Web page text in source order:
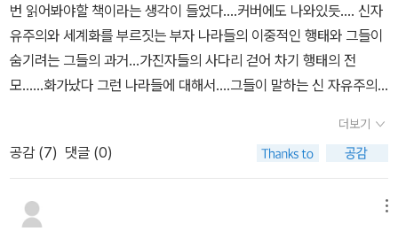
번 읽어봐야할 책이라는 생각이 들었다....커버에도 나와있듯.... 신자
유주의와 세계화를 부르짓는 부자 나라들의 이중적인 행태와 그들이
숨기려는 그들의 과거...가진자들의 사다리 걷어 차기 행태의 전
모......화가났다 그런 나라들에 대해서....그들이 말하는 신 자유주의
다 할 수 있을까...?그런 나라들이 진짜 나쁜가..? 왜 나쁜가??그들은
무엇을 위해 그랬을까....?국가는 국민 영토 주권으로 이루어 졌다
고...초등학교때 배웠다...내 국가가...우리 국민들 더 배불리 먹고 살
게하겠다고 거짓말을 했단다...누가 그 국가에 돌을 던질래..?잘 모르
겠다.....못 사는 나라 도와주면서 다같이 잘 살려고 하면 안되?? 라는
더보기
공감 (7) 댓글 (0)